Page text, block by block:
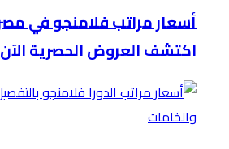
اكتشف العروض الحصرية الآن